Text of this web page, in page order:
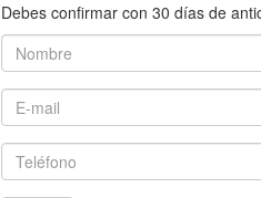
Debes confirmar con 30 días de
Nombre
E-mail
Teléfono